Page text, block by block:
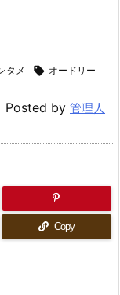
タメ  オードリー
Posted by 管理人
Copy